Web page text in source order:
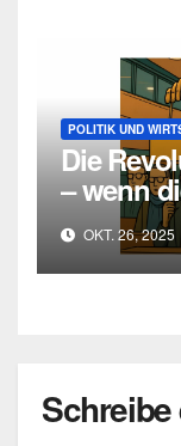
POLITIK UND
Die
– wenn
zuOKT. 26, 2025